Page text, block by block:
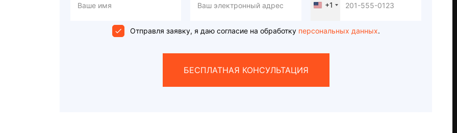
United
+1
+1
Отправля заявку, я даю согласие на обработкуперсональных данных.
БЕСПЛАТНАЯ КОНСУЛЬТАЦИЯ